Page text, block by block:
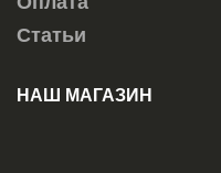
Статьи
НАШ МАГАЗИН